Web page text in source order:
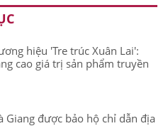
hiệu 'Tre trúc Xuân Lai':
cao giá trị sản phẩm truyền
Giang được bảo hộ chỉ dẫn địa